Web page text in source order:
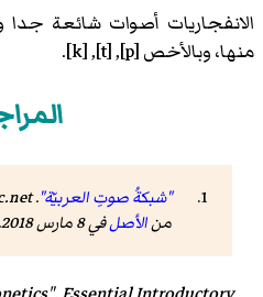
الانفجاريات أصوات شائعة جدا
منها، وبالأخص [p], [t], [k].
"شبكةُ صوتِ العربيّة".
منالأصلفي 8 مارس 2018 .